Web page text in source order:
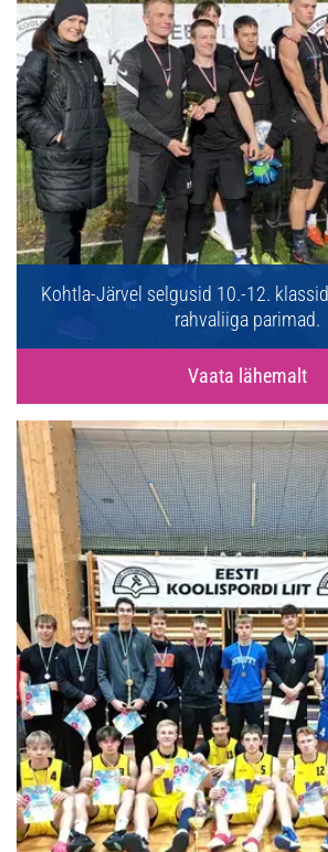
Kohtla-Järvel selgusid 10.-12.
rahvaliiga parimad.
Vaata lähemalt